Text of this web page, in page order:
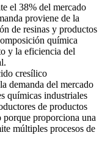
el 38% del mercado
proviene de la
de resinas y productos
química
y la eficiencia del
cresílico
demanda del mercado
químicas industriales
de productos
porque proporciona una
múltiples procesos de